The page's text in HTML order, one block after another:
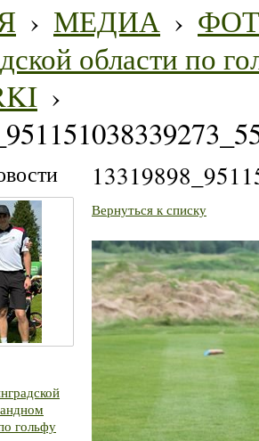
› МЕДИА ›
области по
›
гольфу
Вернуться к списку